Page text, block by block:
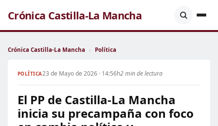
Crónica Castilla-La Mancha
Crónica Castilla-La Mancha › Política
POLÍTICA23 de Mayo de 2026 · 14:56h2 min de lectura
El PP de Castilla-La Mancha
inicia su precampaña con foco